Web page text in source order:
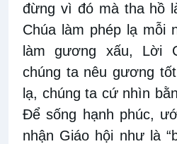
đừng vì đó mà tha hồ
Chúa làm phép lạ mỗi
làm gương xấu, Lời
chúng ta nêu gương
lạ, chúng ta cứ nhìn
Để sống hạnh phúc,
nhận Giáo hội như là